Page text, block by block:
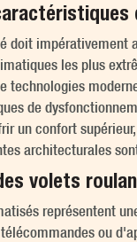
doit impérativement
les plus
technologies
de
un confort
architecturales
volets
représentent
ou